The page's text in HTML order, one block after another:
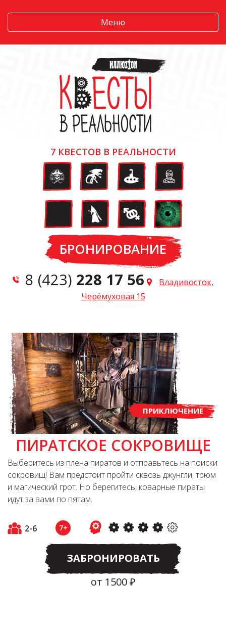
Меню
7 КВЕСТОВ В РЕАЛЬНОСТИ
БРОНИРОВАНИЕ
8 (423) 228 17 56
Владивосток,
Черёмуховая 15
ПРИКЛЮЧЕНИЕ
ПИРАТСКОЕ СОКРОВИЩЕ
Выберитесь из плена пиратов и отправьтесь на поиски
сокровищ! Вам предстоит пройти сквозь джунгли, трюм
и магический грот. Но берегитесь, коварные пираты
идут за вами по пятам.
2-6 7+
ЗАБРОНИРОВАТЬ
от 1500 ₽